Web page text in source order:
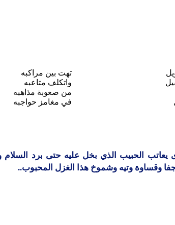
تهت بين مراكبه
واتكلف متاعبه
من صعوبة مذاهبه
في مغامز حواجبه
الحبيب الذي بخل عليه حتى برد السلام
وقساوة وتيه وشموخ هذا الغزل المحبوب..